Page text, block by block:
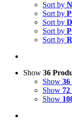
Sort by
Sort by
Sort by
Sort by
Sort by
Show 36
Show 36
Show
Show